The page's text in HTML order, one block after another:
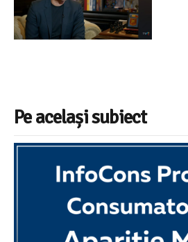
Pe același subiect